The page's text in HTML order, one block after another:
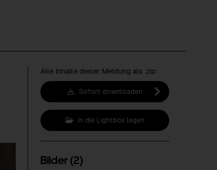
Alle Inhalte dieser Meldung als .zip:
Sofort downloaden
In die Lightbox legen
Bilder (2)